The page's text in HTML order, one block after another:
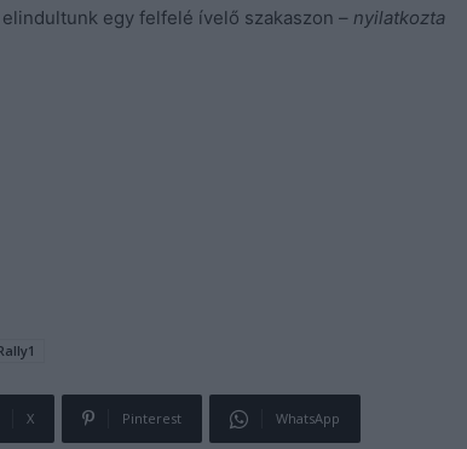
egy felfelé ívelő szakaszon – nyilatkozta
X Pinterest WhatsApp